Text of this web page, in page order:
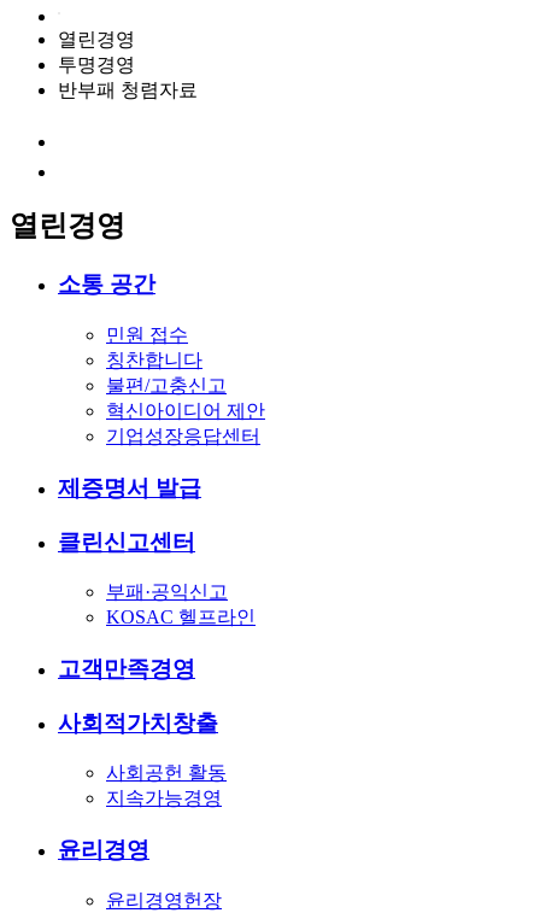
열린경영
투명경영
반부패 청렴자료
열린경영
소통 공간
민원 접수
칭찬합니다
불편/고충신고
혁신아이디어 제안
기업성장응답센터
제증명서 발급
클린신고센터
부패·공익신고
KOSAC 헬프라인
고객만족경영
사회적가치창출
사회공헌 활동
지속가능경영
윤리경영
윤리경영헌장